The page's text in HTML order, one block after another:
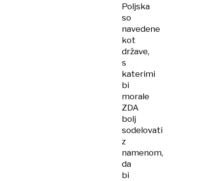
Poljska
so
navedene
kot
države,
s
katerimi
bi
morale
ZDA
bolj
sodelovati
z
namenom,
da
bi